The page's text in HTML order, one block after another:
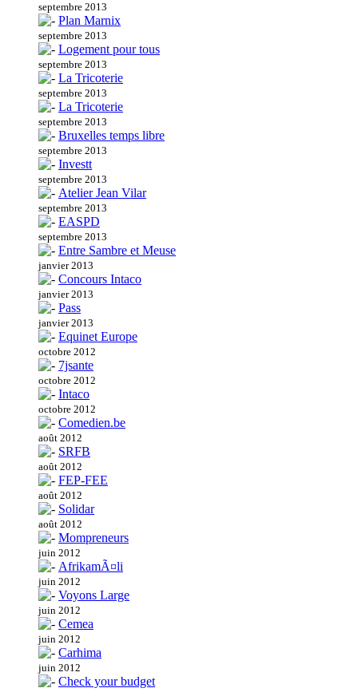
septembre 2013
Plan Marnix
septembre 2013
Logement pour tous
septembre 2013
La Tricoterie
septembre 2013
La Tricoterie
septembre 2013
Bruxelles temps libre
septembre 2013
Investt
septembre 2013
Atelier Jean Vilar
septembre 2013
EASPD
septembre 2013
Entre Sambre et Meuse
janvier 2013
Concours Intaco
janvier 2013
Pass
janvier 2013
Equinet Europe
octobre 2012
7jsante
octobre 2012
Intaco
octobre 2012
Comedien.be
août 2012
SRFB
août 2012
FEP-FEE
août 2012
Solidar
août 2012
Mompreneurs
juin 2012
AfrikamÃ¤li
juin 2012
Voyons Large
juin 2012
Cemea
juin 2012
Carhima
juin 2012
Check your budget